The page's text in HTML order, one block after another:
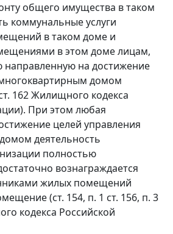
общего имущества в таком
коммунальные услуги
в таком доме и
в этом доме лицам,
направленную на достижение
домом
162 Жилищного кодекса
При этом любая
целей управления
деятельность
полностью
вознаграждается
жилых помещений
(ст. 154, п. 1 ст. 156, п. 3
кодекса Российской